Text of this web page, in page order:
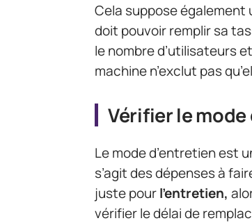
Cela suppose également
doit pouvoir remplir sa
le nombre d’utilisateurs
machine n’exclut pas
Vérifier le
Le mode d’entretien est
s’agit des dépenses à
juste pourl’entretien,
vérifier le délai de